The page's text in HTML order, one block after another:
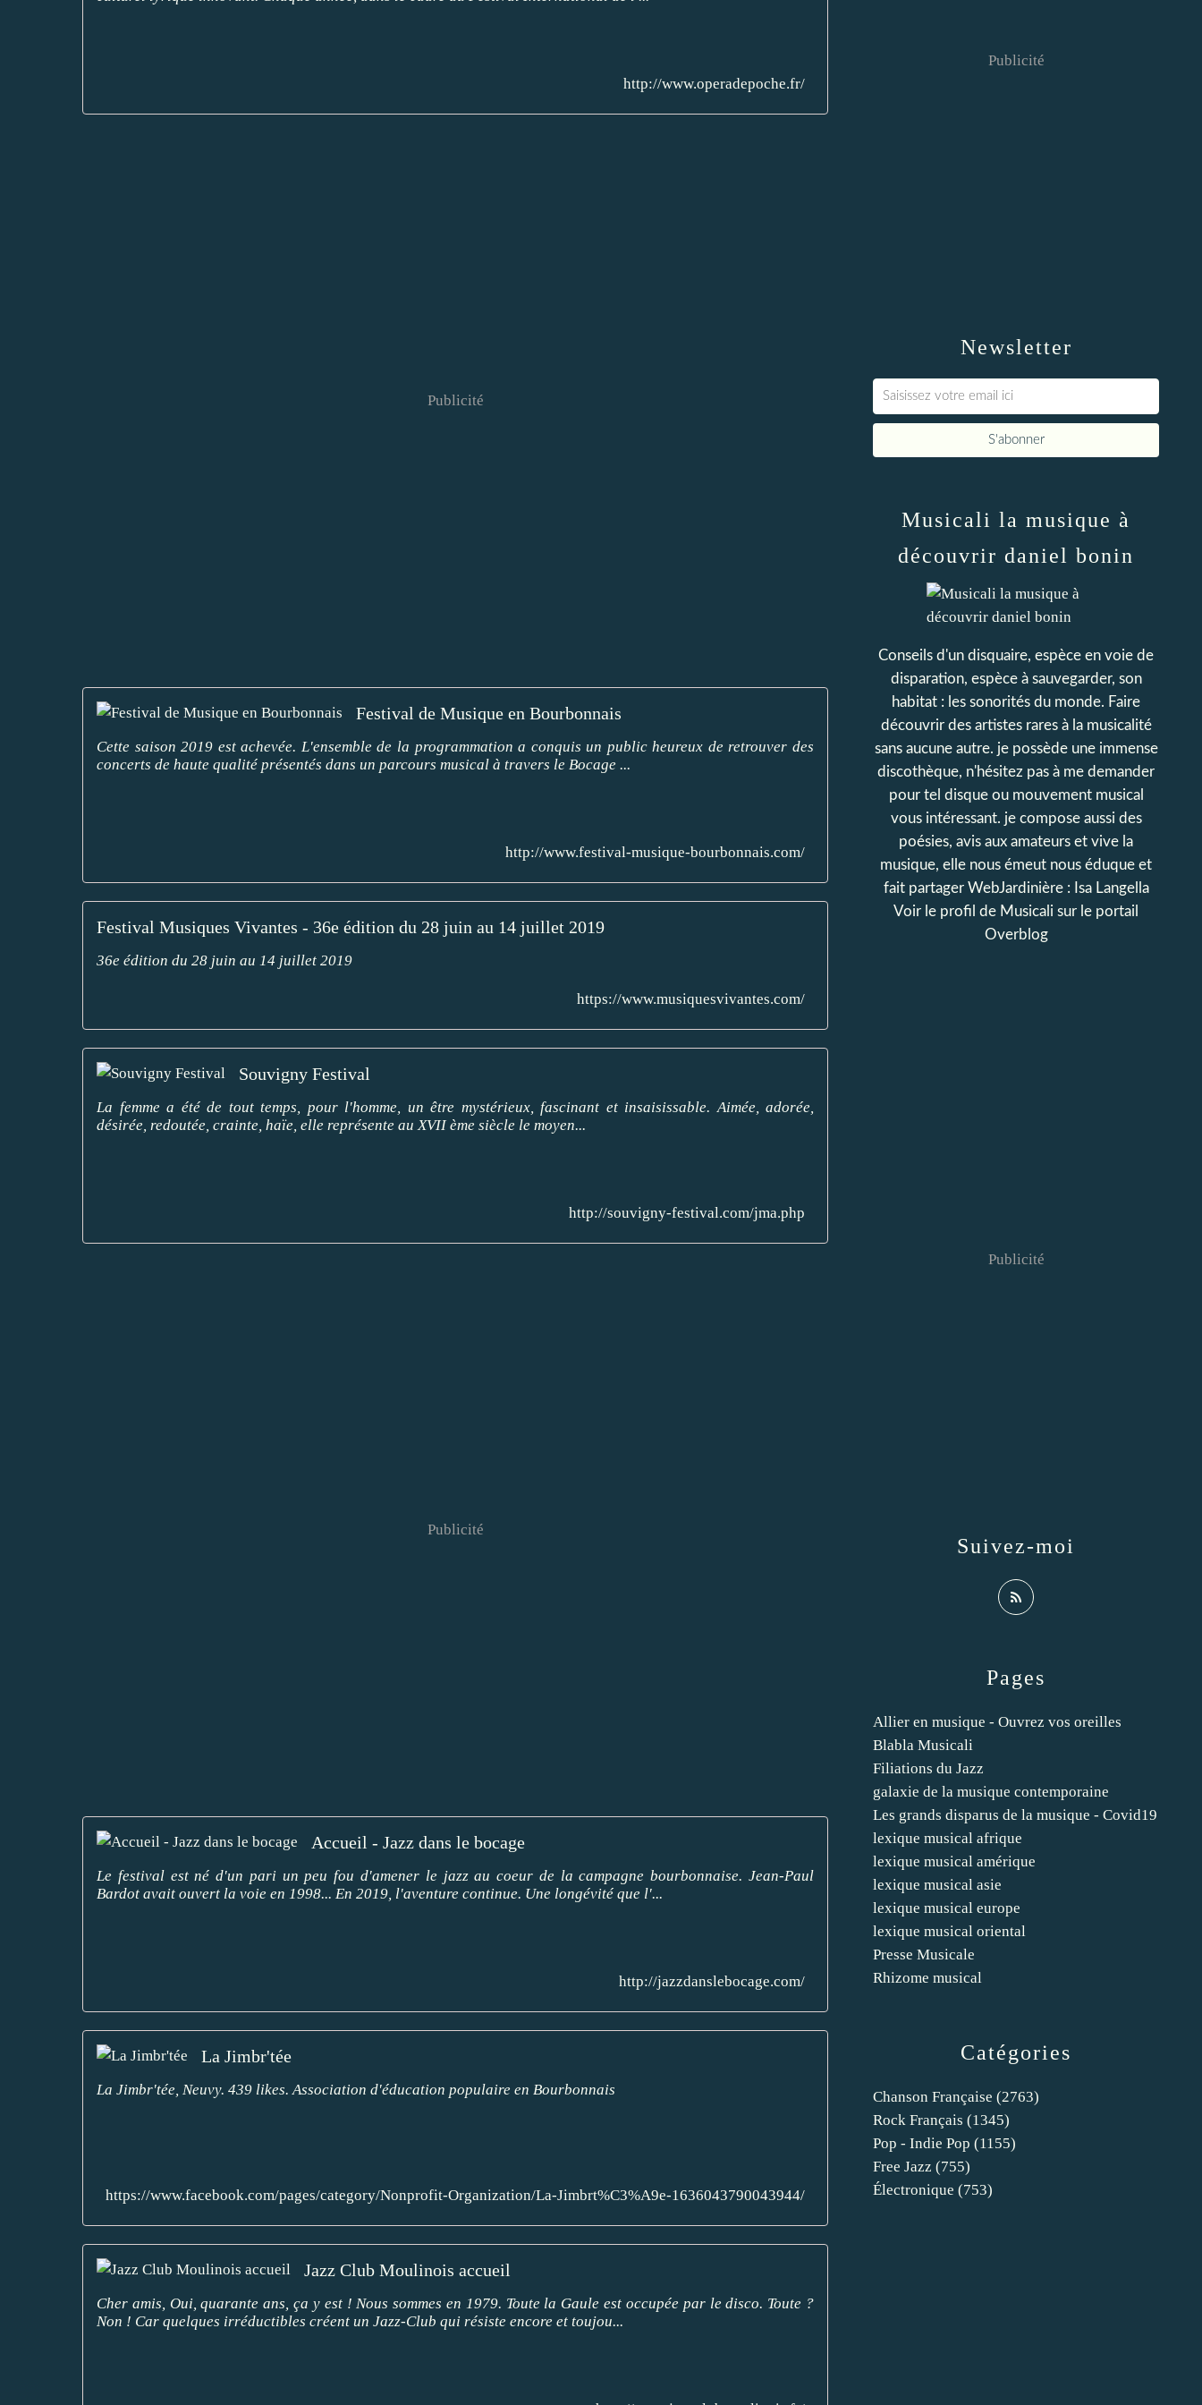
http://www.operadepoche.fr/
Publicité
Festival de Musique en Bourbonnais
Cette saison 2019 est achevée. L'ensemble de la programmation a conquis un public heureux de retrouver des
concerts de haute qualité présentés dans un parcours musical à travers le Bocage ...
http://www.festival-musique-bourbonnais.com/
Festival Musiques Vivantes - 36e édition du 28 juin au 14 juillet 2019
36e édition du 28 juin au 14 juillet 2019
https://www.musiquesvivantes.com/
Souvigny Festival
La femme a été de tout temps, pour l'homme, un être mystérieux, fascinant et insaisissable. Aimée, adorée,
désirée, redoutée, crainte, haïe, elle représente au XVII ème siècle le moyen...
http://souvigny-festival.com/jma.php
Publicité
Accueil - Jazz dans le bocage
Le festival est né d'un pari un peu fou d'amener le jazz au coeur de la campagne bourbonnaise. Jean-Paul
Bardot avait ouvert la voie en 1998... En 2019, l'aventure continue. Une longévité que l'...
http://jazzdanslebocage.com/
La Jimbr'tée
La Jimbr'tée, Neuvy. 439 likes. Association d'éducation populaire en Bourbonnais
https://www.facebook.com/pages/category/Nonprofit-Organization/La-Jimbrt%C3%A9e-1636043790043944/
Jazz Club Moulinois accueil
Cher amis, Oui, quarante ans, ça y est ! Nous sommes en 1979. Toute la Gaule est occupée par le disco. Toute ?
Non ! Car quelques irréductibles créent un Jazz-Club qui résiste encore et toujou...
Newsletter
Publicité
Catégories
Chanson Française (2763)
Rock Français (1345)
Pop - Indie Pop (1155)
Free Jazz (755)
Électronique (753)
Pages
Allier en musique - Ouvrez vos oreilles
Blabla Musicali
Filiations du Jazz
galaxie de la musique contemporaine
Les grands disparus de la musique - Covid19
lexique musical afrique
lexique musical amérique
lexique musical asie
lexique musical europe
lexique musical oriental
Presse Musicale
Rhizome musical
Musicali la musique à
découvrir daniel bonin
Conseils d'un disquaire, espèce en voie de
disparation, espèce à sauvegarder, son
habitat : les sonorités du monde. Faire
découvrir des artistes rares à la musicalité
sans aucune autre. je possède une immense
discothèque, n'hésitez pas à me demander
pour tel disque ou mouvement musical
vous intéressant. je compose aussi des
poésies, avis aux amateurs et vive la
musique, elle nous émeut nous éduque et
fait partager WebJardinière : Isa Langella
Voir le profil de Musicali sur le portail
Overblog
Suivez-moi
Publicité